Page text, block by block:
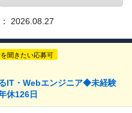
2026.08.27
聞きたい応募可
IT・Webエンジニア◆未経験
休126日